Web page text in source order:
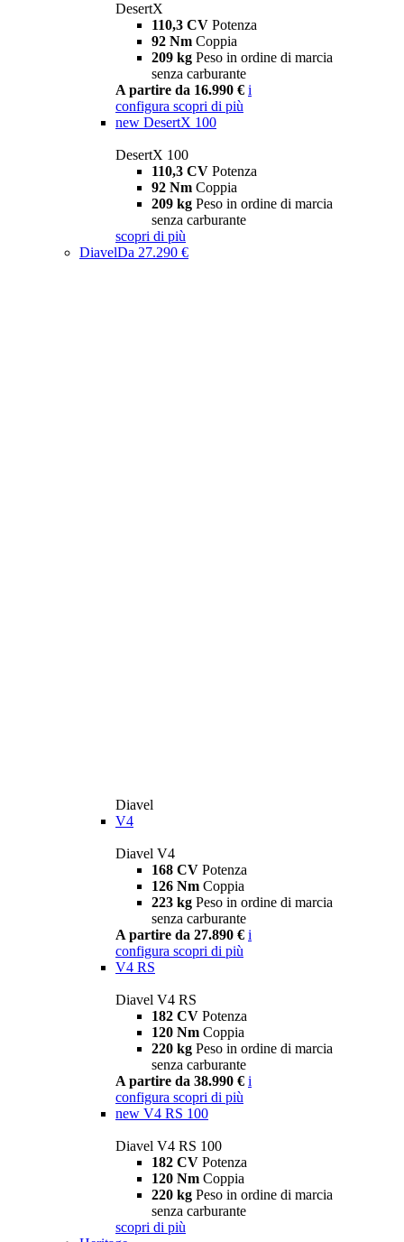
DesertX
110,3 CV Potenza
92 Nm Coppia
209 kg Peso in ordine di marcia
senza carburante
A partire da 16.990 € i
configura scopri di più
new DesertX 100
DesertX 100
110,3 CV Potenza
92 Nm Coppia
209 kg Peso in ordine di marcia
senza carburante
scopri di più
DiavelDa 27.290 €
Diavel
V4
Diavel V4
168 CV Potenza
126 Nm Coppia
223 kg Peso in ordine di marcia
senza carburante
A partire da 27.890 € i
configura scopri di più
V4 RS
Diavel V4 RS
182 CV Potenza
120 Nm Coppia
220 kg Peso in ordine di marcia
senza carburante
A partire da 38.990 € i
configura scopri di più
new V4 RS 100
Diavel V4 RS 100
182 CV Potenza
120 Nm Coppia
220 kg Peso in ordine di marcia
senza carburante
scopri di più